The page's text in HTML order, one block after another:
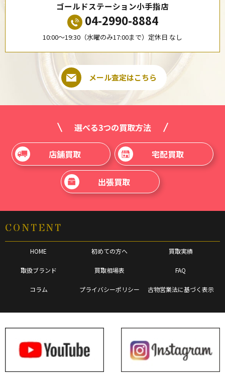
ゴールドステーション小手指店
04-2990-8884
10:00〜19:30（水曜のみ17:00まで）定休日 なし
メール査定はこちら
選べる3つの買取方法
店舗買取 宅配買取
出張買取
CONTENT
HOME 初めての方へ 買取実績
取扱ブランド 買取相場表 FAQ
コラム プライバシーポリシー 古物営業法に基づく表示